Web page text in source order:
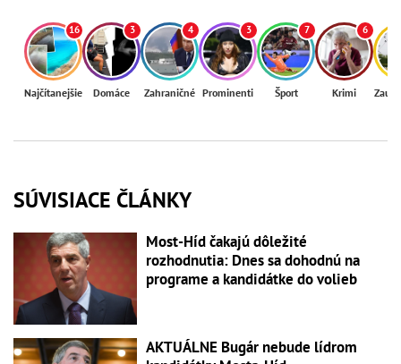
16
Najčítanejšie
3
Domáce
4
Zahraničné
3
Prominenti
7
Šport
6
Krimi
SÚVISIACE ČLÁNKY
Most-Híd čakajú dôležité
rozhodnutia: Dnes sa dohodnú na
programe a kandidátke do volieb
AKTUÁLNE Bugár nebude lídrom